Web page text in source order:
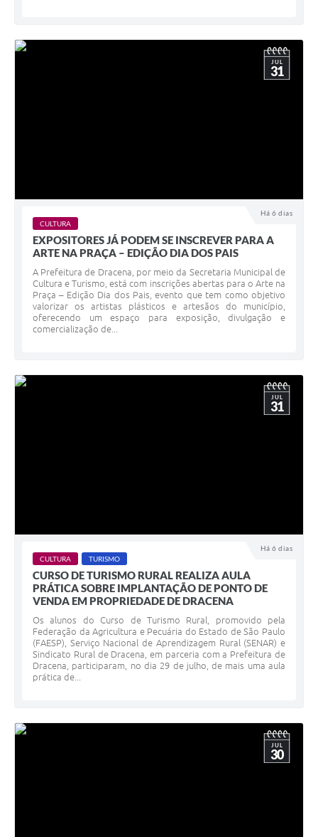
Há 6 dias
JUL
31
CULTURA
EXPOSITORES JÁ PODEM SE INSCREVER PARA A
ARTE NA PRAÇA – EDIÇÃO DIA DOS PAIS
A Prefeitura de Dracena, por meio da Secretaria Municipal de
Cultura e Turismo, está com inscrições abertas para o Arte na
Praça – Edição Dia dos Pais, evento que tem como objetivo
valorizar os artistas plásticos e artesãos do município,
oferecendo um espaço para exposição, divulgação e
comercialização de...
Há 6 dias
JUL
31
CULTURA TURISMO
CURSO DE TURISMO RURAL REALIZA AULA
PRÁTICA SOBRE IMPLANTAÇÃO DE PONTO DE
VENDA EM PROPRIEDADE DE DRACENA
Os alunos do Curso de Turismo Rural, promovido pela
Federação da Agricultura e Pecuária do Estado de São Paulo
(FAESP), Serviço Nacional de Aprendizagem Rural (SENAR) e
Sindicato Rural de Dracena, em parceria com a Prefeitura de
Dracena, participaram, no dia 29 de julho, de mais uma aula
prática de...
JUL
30